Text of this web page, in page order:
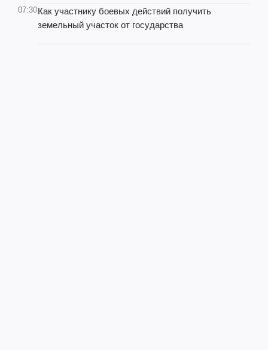
07:30Как участнику боевых действий получить
земельный участок от государства